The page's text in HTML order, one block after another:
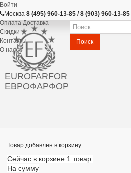
Войти
Москва 8 (495) 960-13-85 / 8 (903) 960-13-85
Оплата Доставка
Скидки
Контакты
О нас
EUROFARFOR
ЕВРОФАРФОР
Поиск
Товар добавлен в корзину
Сейчас в корзине 1 товар.
На сумму